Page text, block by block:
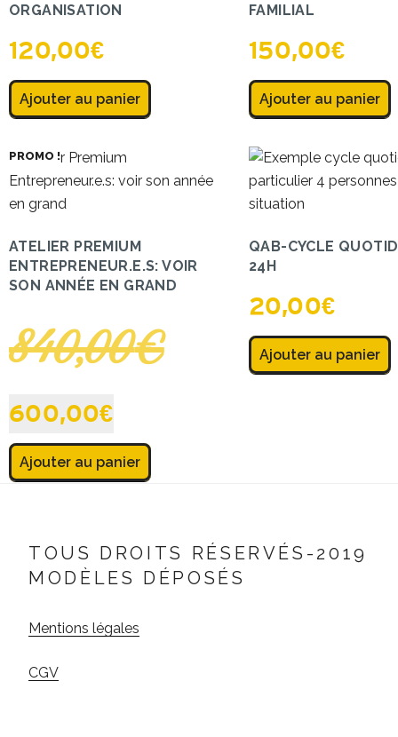
ORGANISATION
120,00€
Ajouter au panier
FAMILIAL
150,00€
Ajouter au panier
PROMO !
ATELIER PREMIUM
ENTREPRENEUR.E.S: VOIR
SON ANNÉE EN GRAND
840,00€
600,00€
Ajouter au panier
QAB-CYCLE
24H
20,00€
Ajouter au panier
TOUS DROITS RÉSERVÉS-2019
MODÈLES DÉPOSÉS
Mentions légales
CGV